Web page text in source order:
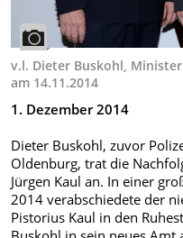
v.l. Dieter Buskohl,
am 14.11.2014
1. Dezember 2014
Dieter Buskohl, zuvor
Oldenburg, trat die
Jürgen Kaul an. In einer
2014 verabschiedete der
Pistorius Kaul in den